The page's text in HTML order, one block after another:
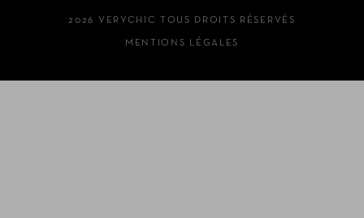
2026 VERYCHIC TOUS DROITS RÉSERVÉS
MENTIONS LÉGALES